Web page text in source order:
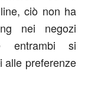
ciò non ha
nei negozi
entrambi si
alle preferenze